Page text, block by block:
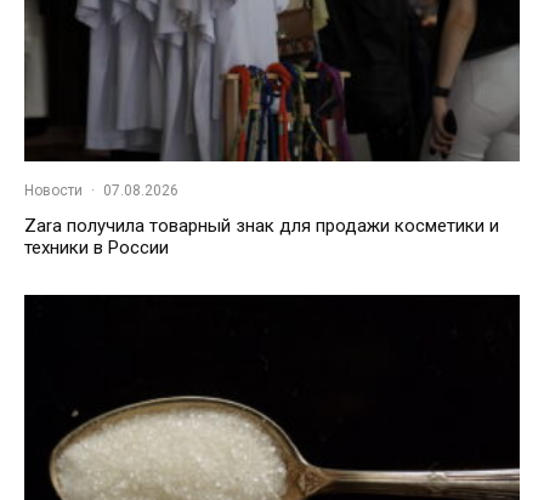
Новости · 07.08.2026
Zara получила товарный знак для продажи косметики и
техники в России